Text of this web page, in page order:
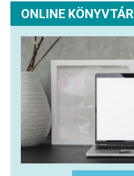
ONLINE KÖNYVTÁR